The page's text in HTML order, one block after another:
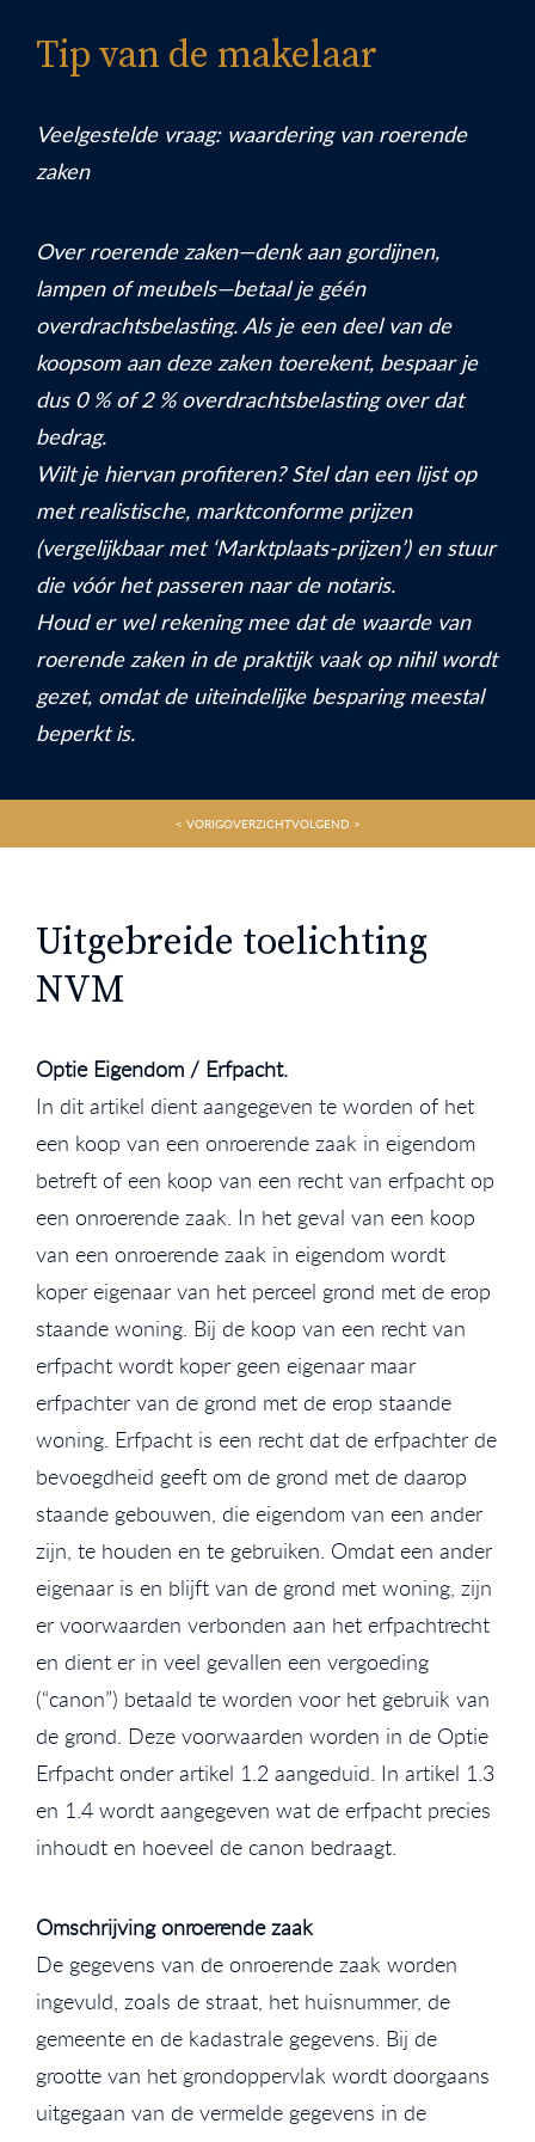
Tip van de makelaar
Veelgestelde vraag: waardering van roerende
zaken
Over roerende zaken—denk aan gordijnen,
lampen of meubels—betaal je géén
overdrachtsbelasting. Als je een deel van de
koopsom aan deze zaken toerekent, bespaar je
dus 0 % of 2 % overdrachtsbelasting over dat
bedrag.
Wilt je hiervan profiteren? Stel dan een lijst op
met realistische, marktconforme prijzen
(vergelijkbaar met ‘Marktplaats-prijzen’) en stuur
die vóór het passeren naar de notaris.
Houd er wel rekening mee dat de waarde van
roerende zaken in de praktijk vaak op nihil wordt
gezet, omdat de uiteindelijke besparing meestal
beperkt is.
< VORIGOVERZICHTVOLGEND >
Uitgebreide toelichting
NVM
Optie Eigendom / Erfpacht.
In dit artikel dient aangegeven te worden of het
een koop van een onroerende zaak in eigendom
betreft of een koop van een recht van erfpacht op
een onroerende zaak. In het geval van een koop
van een onroerende zaak in eigendom wordt
koper eigenaar van het perceel grond met de erop
staande woning. Bij de koop van een recht van
erfpacht wordt koper geen eigenaar maar
erfpachter van de grond met de erop staande
woning. Erfpacht is een recht dat de erfpachter de
bevoegdheid geeft om de grond met de daarop
staande gebouwen, die eigendom van een ander
zijn, te houden en te gebruiken. Omdat een ander
eigenaar is en blijft van de grond met woning, zijn
er voorwaarden verbonden aan het erfpachtrecht
en dient er in veel gevallen een vergoeding
(“canon”) betaald te worden voor het gebruik van
de grond. Deze voorwaarden worden in de Optie
Erfpacht onder artikel 1.2 aangeduid. In artikel 1.3
en 1.4 wordt aangegeven wat de erfpacht precies
inhoudt en hoeveel de canon bedraagt.
Omschrijving onroerende zaak
De gegevens van de onroerende zaak worden
ingevuld, zoals de straat, het huisnummer, de
gemeente en de kadastrale gegevens. Bij de
grootte van het grondoppervlak wordt doorgaans
uitgegaan van de vermelde gegevens in de